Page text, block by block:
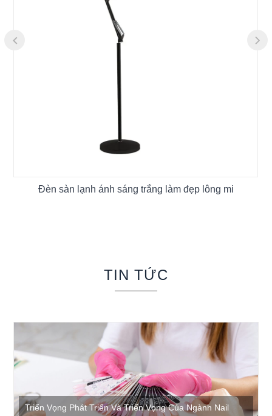
Đèn sàn lạnh ánh sáng trắng làm đẹp lông mi
TIN TỨC
Triển Vọng Phát Triển Và Triển Vọng Của Ngành Nail